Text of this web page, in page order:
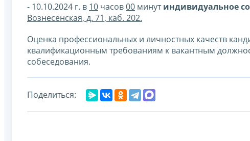
- 10.10.2024 г. в 10 часов00 минутиндивидуальное
Вознесенская, д. 71, каб. 202.
Оценка профессиональных и личностных качеств
квалификационным требованиям к вакантным
собеседования.
Поделиться: